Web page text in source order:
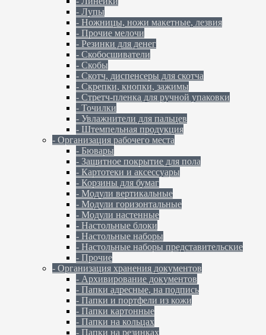
- Лупы
- Ножницы, ножи макетные, лезвия
- Прочие мелочи
- Резинки для денег
- Скобосшиватели
- Скобы
- Скотч, диспенсеры для скотча
- Скрепки, кнопки, зажимы
- Стретч-пленка для ручной упаковки
- Точилки
- Увлажнители для пальцев
- Штемпельная продукция
- Организация рабочего места
- Бювары
- Защитное покрытие для пола
- Картотеки и аксессуары
- Корзины для бумаг
- Модули вертикальные
- Модули горизонтальные
- Модули настенные
- Настольные блоки
- Настольные наборы
- Настольные наборы представительские
- Прочие
- Организация хранения документов
- Архивирование документов
- Папки адресные, на подпись
- Папки и портфели из кожи
- Папки картонные
- Папки на кольцах
- Папки на резинках